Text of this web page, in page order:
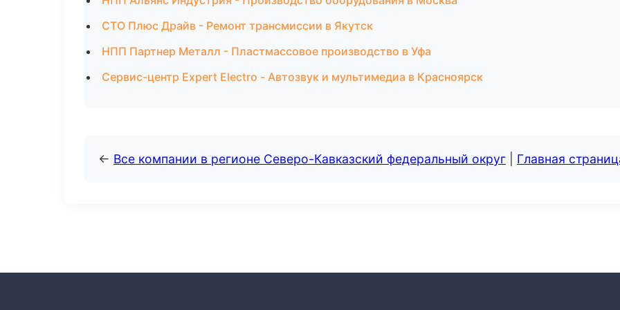
СТО Плюс Драйв - Ремонт трансмиссии в Якутск
НПП Партнер Металл - Пластмассовое производство в Уфа
Сервис-центр Expert Electro - Автозвук и мультимедиа в Красноярск
← Все компании в регионе Северо-Кавказский федеральный округ Главная